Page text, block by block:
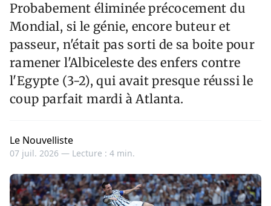
Probabement éliminée précocement du
Mondial, si le génie, encore buteur et
passeur, n'était pas sorti de sa boite pour
ramener l'Albiceleste des enfers contre
l'Egypte (3-2), qui avait presque réussi le
coup parfait mardi à Atlanta.
Le Nouvelliste
07 juil. 2026 — Lecture : 4 min.